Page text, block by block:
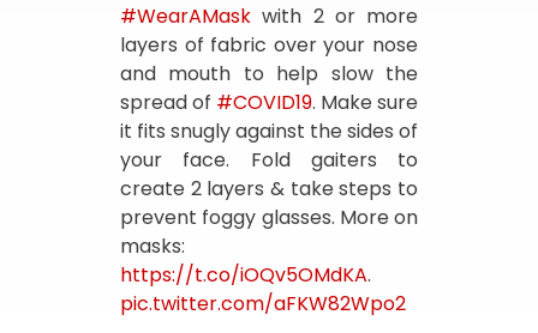
#WearAMask with 2 or more
layers of fabric over your nose
and mouth to help slow the
spread of #COVID19. Make sure
it fits snugly against the sides of
your face. Fold gaiters to
create 2 layers & take steps to
prevent foggy glasses. More on
masks:
https://t.co/iOQv5OMdKA.
pic.twitter.com/aFKW82Wpo2